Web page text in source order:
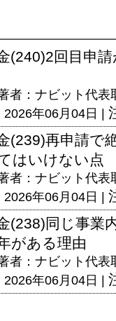
(240)2回目申
者：ナビット代表
2026年06月04日 |
(239)再申請で
はいけない点
者：ナビット代表
2026年06月04日 |
(238)同じ事業
がある理由
者：ナビット代表
2026年06月04日 |